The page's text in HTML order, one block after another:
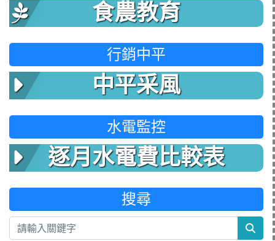
食農教育
行銷中平
中平采風
水電監控
逐月水電費比較表
搜尋